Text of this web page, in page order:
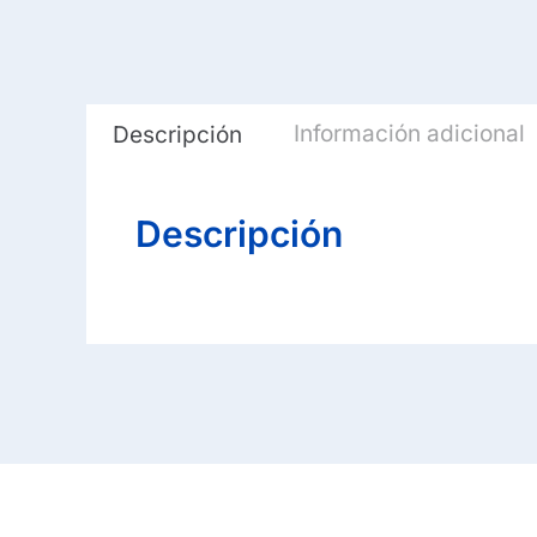
Descripción Información adicional
Descripción